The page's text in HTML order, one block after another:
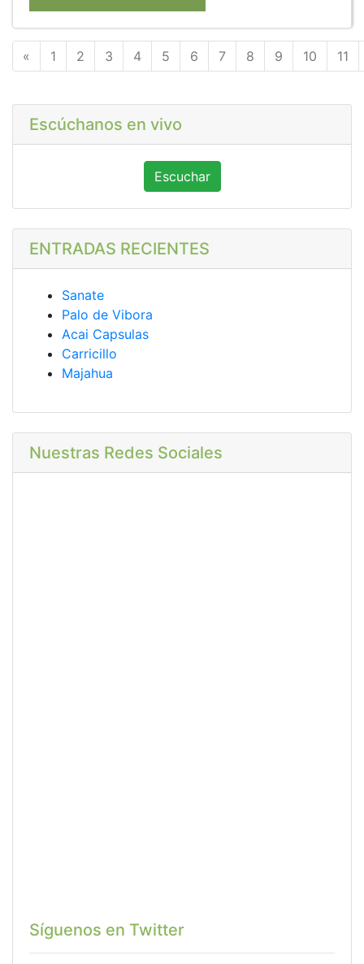
« Anterior
1 2 3 4 5 6 7 8 9 10 11
Escúchanos en vivo
Escuchar
ENTRADAS RECIENTES
Sanate
Palo de Vibora
Acai Capsulas
Carricillo
Majahua
Nuestras Redes Sociales
Síguenos en Twitter